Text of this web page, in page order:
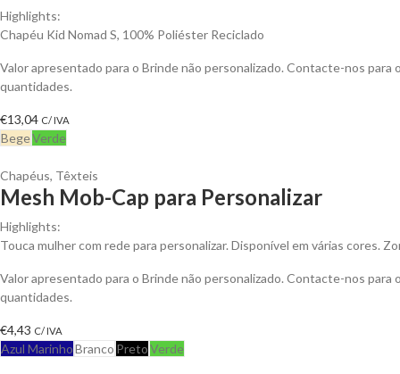
Highlights:
Chapéu Kid Nomad S, 100% Poliéster Reciclado
Valor apresentado para o Brinde não personalizado. Contacte-nos
quantidades.
€13,04 C/ IVA
BegeVerde
Chapéus, Têxteis
Mesh Mob-Cap para Personalizar
Highlights:
Touca mulher com rede para personalizar. Disponível em várias cores.
Valor apresentado para o Brinde não personalizado. Contacte-nos
quantidades.
€4,43 C/ IVA
Azul MarinhoBranco PretoVerde